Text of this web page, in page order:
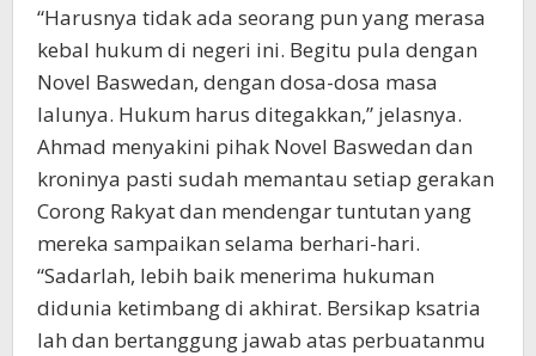
“Harusnya tidak ada seorang pun yang merasa
kebal hukum di negeri ini. Begitu pula dengan
Novel Baswedan, dengan dosa-dosa masa
lalunya. Hukum harus ditegakkan,” jelasnya.
Ahmad menyakini pihak Novel Baswedan dan
kroninya pasti sudah memantau setiap gerakan
Corong Rakyat dan mendengar tuntutan yang
mereka sampaikan selama berhari-hari.
“Sadarlah, lebih baik menerima hukuman
didunia ketimbang di akhirat. Bersikap ksatria
lah dan bertanggung jawab atas perbuatanmu